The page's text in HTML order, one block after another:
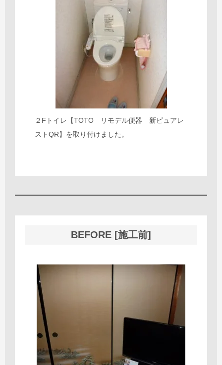
２Fトイレ【TOTO リモデル便器 新ピュアレ
ストQR】を取り付けました。
BEFORE [施工前]